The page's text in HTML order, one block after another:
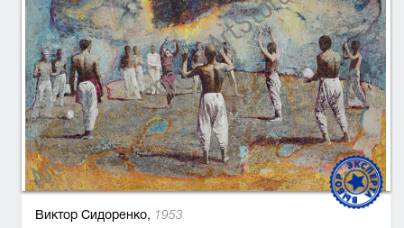
Виктор Сидоренко, 1953